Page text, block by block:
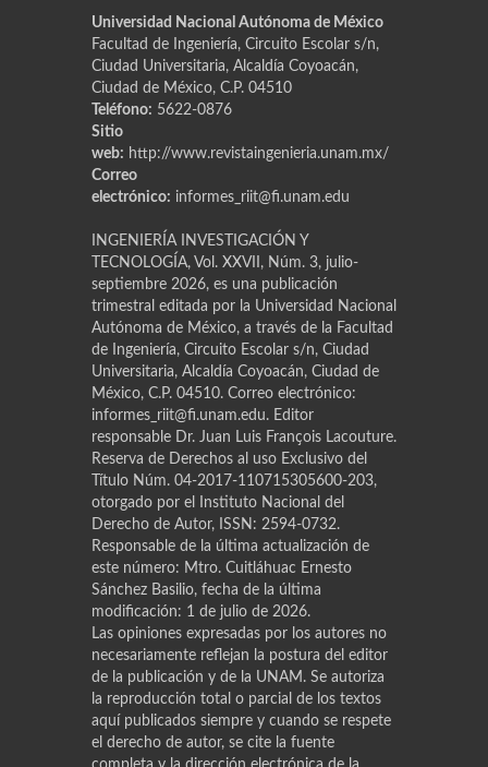
Universidad Nacional Autónoma de México
Facultad de Ingeniería, Circuito Escolar s/n,
Ciudad Universitaria, Alcaldía Coyoacán,
Ciudad de México, C.P. 04510
Teléfono: 5622-0876
Sitio
web: http://www.revistaingenieria.unam.mx/
Correo
electrónico: informes_riit@fi.unam.edu
INGENIERÍA INVESTIGACIÓN Y
TECNOLOGÍA, Vol. XXVII, Núm. 3, julio-
septiembre 2026, es una publicación
trimestral editada por la Universidad Nacional
Autónoma de México, a través de la Facultad
de Ingeniería, Circuito Escolar s/n, Ciudad
Universitaria, Alcaldía Coyoacán, Ciudad de
México, C.P. 04510. Correo electrónico:
informes_riit@fi.unam.edu. Editor
responsable Dr. Juan Luis Franҫois Lacouture.
Reserva de Derechos al uso Exclusivo del
Título Núm. 04-2017-110715305600-203,
otorgado por el Instituto Nacional del
Derecho de Autor, ISSN: 2594-0732.
Responsable de la última actualización de
este número: Mtro. Cuitláhuac Ernesto
Sánchez Basilio, fecha de la última
modificación: 1 de julio de 2026.
Las opiniones expresadas por los autores no
necesariamente reflejan la postura del editor
de la publicación y de la UNAM. Se autoriza
la reproducción total o parcial de los textos
aquí publicados siempre y cuando se respete
el derecho de autor, se cite la fuente